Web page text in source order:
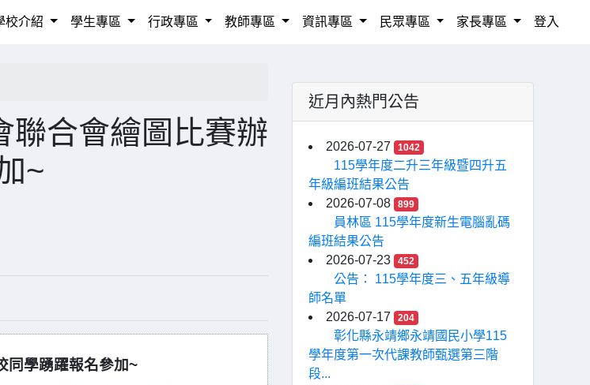
校介紹 學生專區 行政專區 教師專區 資訊專區 民眾專區 家長專區 登入
聯合會繪圖比賽辦
~
同學踴躍報名參加~
近月內熱門公告
2026-07-27 1042
115學年度二升三年級暨四升五
年級編班結果公告
2026-07-08
899
員林區 115學年度新生電腦亂碼
編班結果公告
2026-07-23
452
公告： 115學年度三、五年級導
師名單
2026-07-17
204
彰化縣永靖鄉永靖國民小學115
學年度第一次代課教師甄選第三階
段...